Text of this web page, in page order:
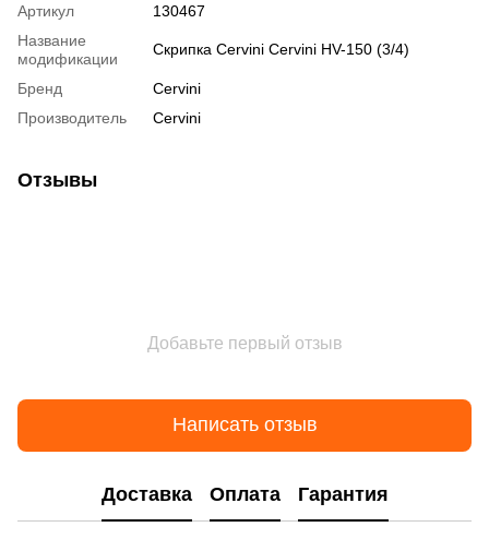
Артикул
130467
Название
модификации
Скрипка Cervini Cervini HV-150 (3/4)
Бренд
Cervini
Производитель
Cervini
Отзывы
Добавьте первый отзыв
Написать отзыв
Доставка Оплата Гарантия